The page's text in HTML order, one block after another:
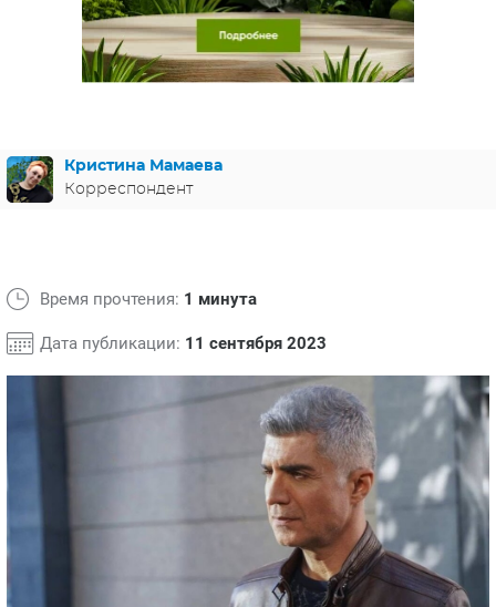
МЕЛОДРАМЫ
ИСПАНИЯ
ФРАНЦИЯ
СВЕТСКИЕ НОВОСТИ
Кристина Мамаева
Корреспондент
Время прочтения: 1 минута
Дата публикации: 11 сентября 2023